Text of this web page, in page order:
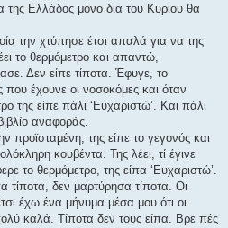
της Ελλάδος μόνο δια του Κυρίου θα
την χτύπησε έτσι απαλά για να της
το θερμόμετρο και απαντώ,
Δεν είπε τίποτα. Έφυγε, το
έχουνε οι νοσοκόμες και όταν
της είπε πάλι ‘Ευχαριστώ’. Και πάλι
αναφοράς.
της είπε το γεγονός και
κουβέντα. Της λέει, τί έγινε
το θερμόμετρο, της είπα ‘Ευχαριστώ’.
τίποτα, δεν μαρτύρησα τίποτα. Οι
έχω ένα μήνυμα μέσα μου ότι οι
καλά. Τίποτα δεν τους είπα. Βρε πές